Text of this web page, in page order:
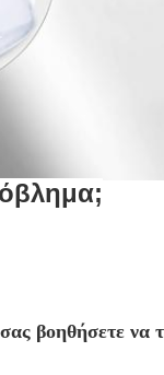
;
βοηθήσετε να